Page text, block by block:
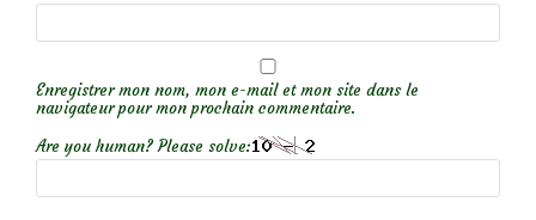
Enregistrer mon nom, mon e-mail et mon site dans le
navigateur pour mon prochain commentaire.
Are you human? Please solve: